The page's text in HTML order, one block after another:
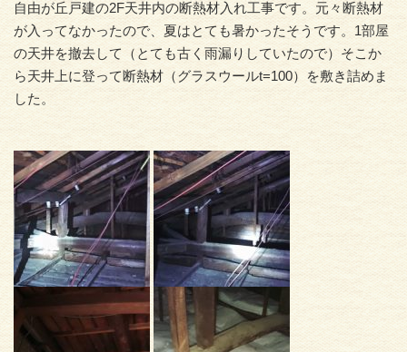
自由が丘戸建の2F天井内の断熱材入れ工事です。元々断熱材
が入ってなかったので、夏はとても暑かったそうです。1部屋
の天井を撤去して（とても古く雨漏りしていたので）そこか
ら天井上に登って断熱材（グラスウールt=100）を敷き詰めま
した。